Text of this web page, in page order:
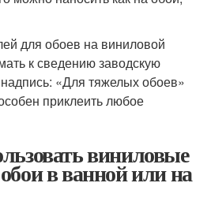
для обоев на виниловой
к сведению заводскую
«Для тяжелых обоев»
приклеить любое
виниловые
в ванной или на